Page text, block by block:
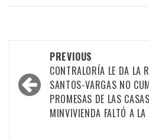
navigation
PREVIOUS
CONTRALORÍA LE DA LA
SANTOS-VARGAS NO
PROMESAS DE LAS
MINVIVIENDA FALTÓ A LA